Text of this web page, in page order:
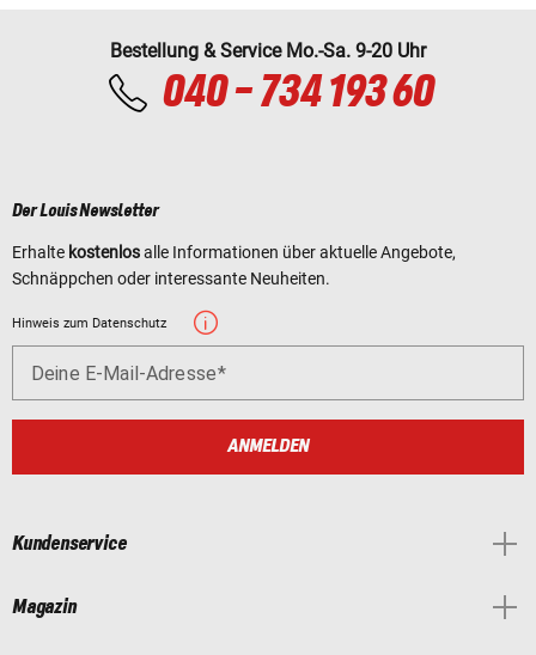
Bestellung & Service Mo.-Sa. 9-20 Uhr
040 - 734 193 60
Der Louis Newsletter
Erhalte kostenlosalle Informationen über aktuelle Angebote,
Schnäppchen oder interessante Neuheiten.
Hinweis zum Datenschutz
Deine E-Mail-Adresse
ANMELDEN
Kundenservice
Magazin